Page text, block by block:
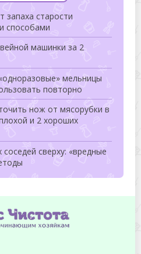
запаха старости
способами
машинки за 2
мельницы
повторно
нож от мясорубки в
и 2 хороших
сверху: «вредные